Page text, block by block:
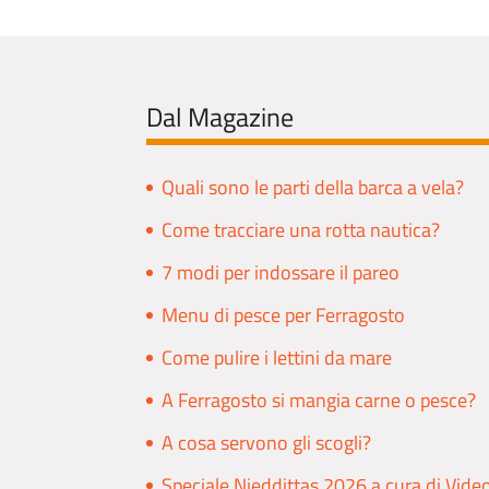
Dal Magazine
Quali sono le parti della barca a vela?
Come tracciare una rotta nautica?
7 modi per indossare il pareo
Menu di pesce per Ferragosto
Come pulire i lettini da mare
A Ferragosto si mangia carne o pesce?
A cosa servono gli scogli?